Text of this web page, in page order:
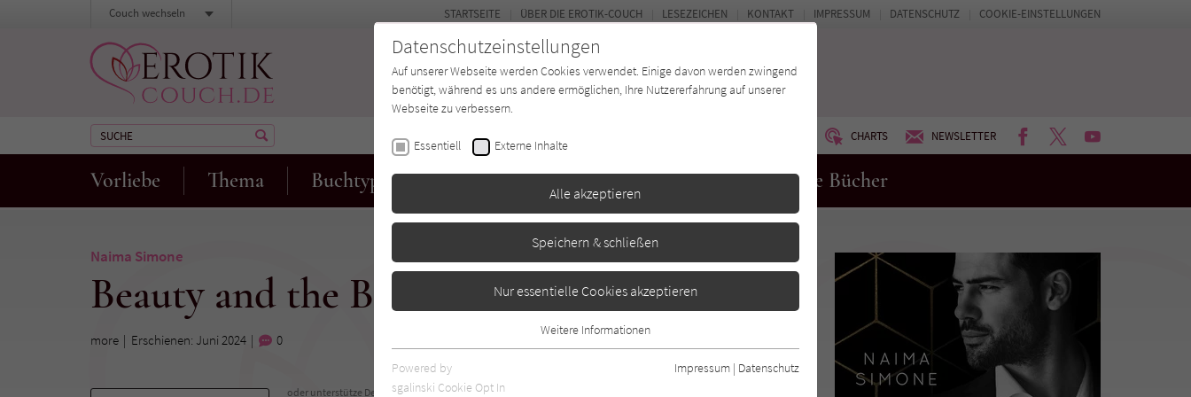
CHARTS NEWSLETTER FACEBOOKTWITTERYOUTUBE
Vorliebe Thema Buchtyp Autor*in Verlage Magazin Neue Bücher
STARTSEITE ÜBER DIE EROTIK-COUCH LESEZEICHEN KONTAKT IMPRESSUM DATENSCHUTZ COOKIE-EINSTELLUNGEN
Couch wechseln
Naima Simone
Beauty and the Bachelor
more Erschienen: Juni 2024 0
oder unterstütze Deinen
Datenschutzeinstellungen
Auf unserer Webseite werden Cookies verwendet. Einige davon werden zwingend
benötigt, während es uns andere ermöglichen, Ihre Nutzererfahrung auf unserer
Webseite zu verbessern.
Essentiell Externe Inhalte
Alle akzeptieren
Speichern & schließen
Nur essentielle Cookies akzeptieren
Essentielle Cookies werden für grundlegende Funktionen der Webseite
benötigt. Dadurch ist gewährleistet, dass die Webseite einwandfrei
Weitere Informationen
Powered by
sgalinski Cookie Opt In
Impressum | Datenschutz